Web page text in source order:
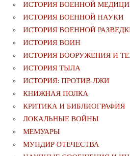
ИСТОРИЯ ВОЕННОЙ
ИСТОРИЯ ВОЕННОЙ НАУКИ
ИСТОРИЯ ВОЕННОЙ
ИСТОРИЯ ВОИН
ИСТОРИЯ ВООРУЖЕНИЯ И
ИСТОРИЯ ТЫЛА
ИСТОРИЯ: ПРОТИВ ЛЖИ
КНИЖНАЯ ПОЛКА
КРИТИКА И БИБЛИОГРАФИЯ
ЛОКАЛЬНЫЕ ВОЙНЫ
МЕМУАРЫ
МУНДИР ОТЕЧЕСТВА